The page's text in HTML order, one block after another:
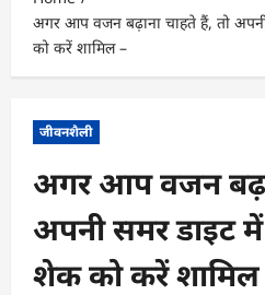
अगर आप वजन बढ़ाना चाहते हैं, तो
को करें शामिल –
जीवनशैली
अगर आप वजन
अपनी समर डाइट
शेक को करें शामिल